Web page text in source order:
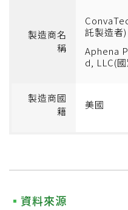
製造商名
稱
託製造者)
Aphena
d, LLC(
製造商國
籍
美國
資料來源